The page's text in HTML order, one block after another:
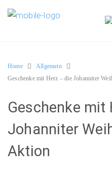
Home
Allgemein
Geschenke mit Herz – die Johanniter
Geschenke mit
Johanniter
Aktion